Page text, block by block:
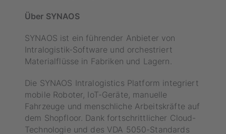
Über SYNAOS
SYNAOS ist ein führender Anbieter von
Intralogistik-Software und orchestriert
Materialflüsse in Fabriken und Lagern.
Die SYNAOS Intralogistics Platform integriert
mobile Roboter, IoT-Geräte, manuelle
Fahrzeuge und menschliche Arbeitskräfte auf
dem Shopfloor. Dank fortschrittlicher Cloud-
Technologie und des VDA 5050-Standards